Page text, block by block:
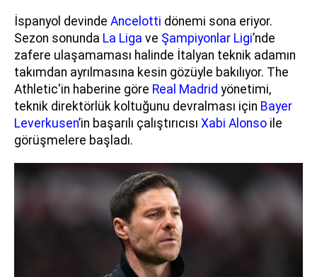
İspanyol devinde Ancelotti dönemi sona eriyor.
Sezon sonunda La Liga ve Şampiyonlar Ligi’nde
zafere ulaşamaması halinde İtalyan teknik adamın
takımdan ayrılmasına kesin gözüyle bakılıyor. The
Athletic'in haberine göre Real Madrid yönetimi,
teknik direktörlük koltuğunu devralması için Bayer
Leverkusen’in başarılı çalıştırıcısı Xabi Alonso ile
görüşmelere başladı.